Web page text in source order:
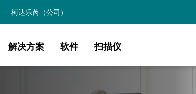
柯达乐芮（公司）
解决方案 软件 扫描仪